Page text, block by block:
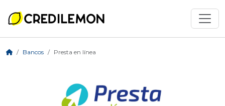
Bancos Presta en línea